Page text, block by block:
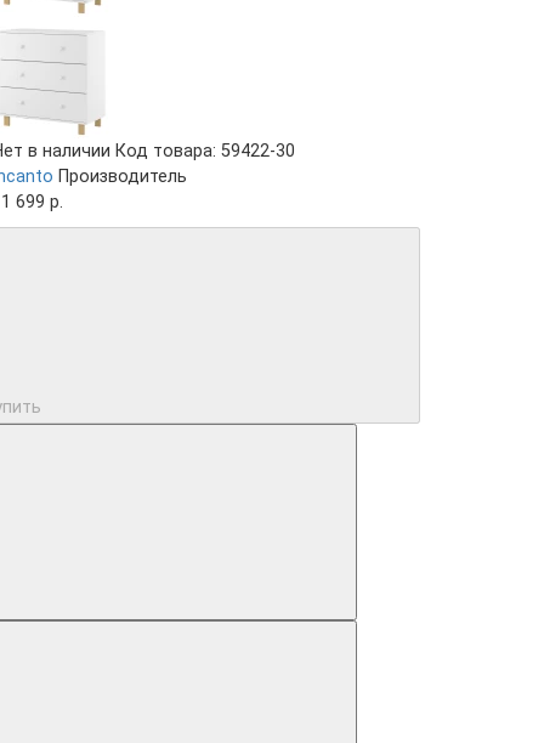
в наличии Код товара: 59422-30
Производитель
699 р.